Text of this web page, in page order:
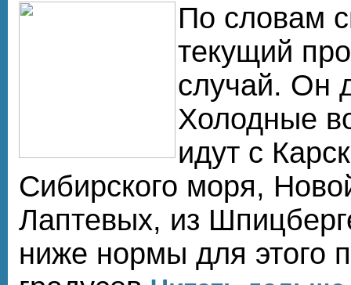
По словам
текущий
случай. Он
Холодные
идут с
Сибирского моря,
Лаптевых, из
ниже нормы для этого